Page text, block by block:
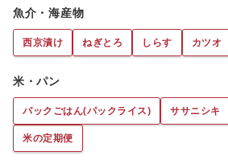
魚介・海産物
西京漬け ねぎとろ しらす カツオ
米・パン
パックごはん(パックライス) ササニシキ
米の定期便